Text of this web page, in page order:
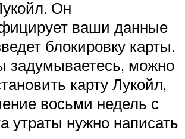
Он
ваши данные
блокировку карты.
задумываетесь, можно
карту Лукойл,
восьми недель с
утраты нужно написать